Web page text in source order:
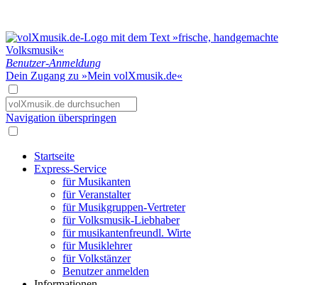
Benutzer-Anmeldung
Dein Zugang zu »Mein volXmusik.de«
Navigation überspringen
Startseite
Express-Service
für Musikanten
für Veranstalter
für Musikgruppen-Vertreter
für Volksmusik-Liebhaber
für musikantenfreundl. Wirte
für Musiklehrer
für Volkstänzer
Benutzer anmelden